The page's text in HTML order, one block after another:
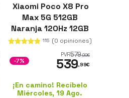
Xiaomi Poco X8 Pro
Max 5G 512GB
Naranja 120Hz 12GB
de RAM 3500 nits
115 (0 opiniones)
PVR579,99€
539,99€
-7%
¡En camino! Recíbelo
Miércoles, 19 Ago.